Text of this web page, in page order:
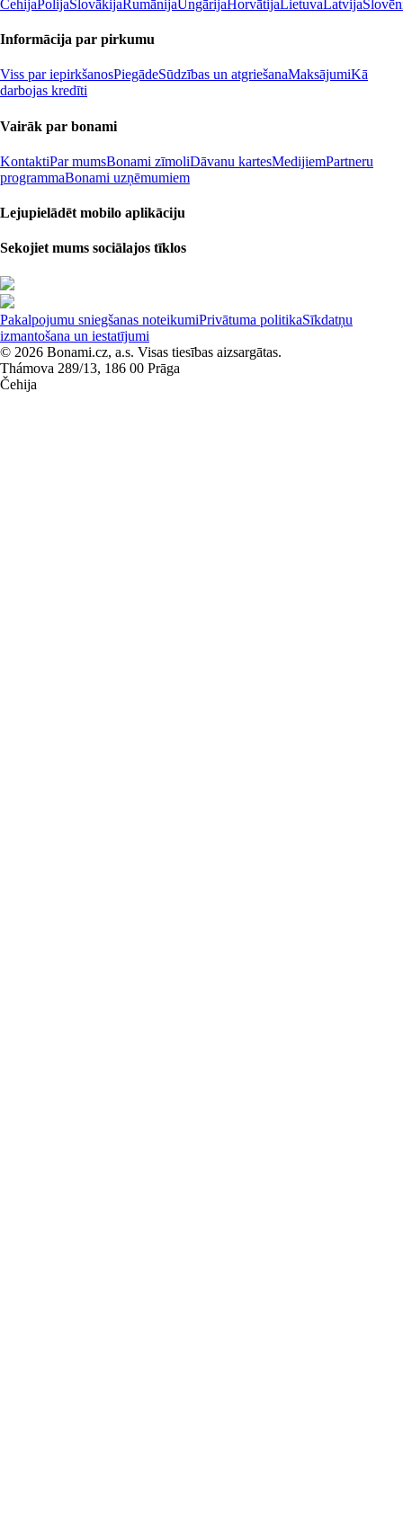
ČehijaPolijaSlovākijaRumānijaUngārijaHorvātijaLietuvaLatvija
Informācija par pirkumu
Viss par iepirkšanosPiegādeSūdzības un atgriešanaMaksājumiKā
darbojas kredīti
Vairāk par bonami
KontaktiPar mumsBonami zīmoliDāvanu kartesMedijiemPartneru
programmaBonami uzņēmumiem
Lejupielādēt mobilo aplikāciju
Sekojiet mums sociālajos tīklos
Pakalpojumu sniegšanas noteikumiPrivātuma politikaSīkdatņu
izmantošana un iestatījumi
© 2026 Bonami.cz, a.s. Visas tiesības aizsargātas.
Thámova 289/13, 186 00 Prāga
Čehija